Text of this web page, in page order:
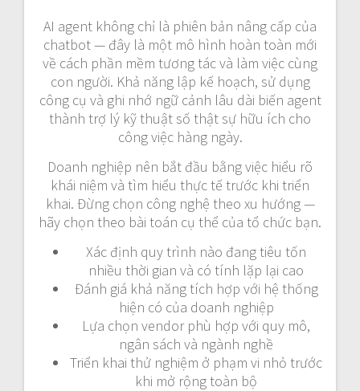
AI agent không chỉ là phiên bản nâng cấp của
chatbot — đây là một mô hình hoàn toàn mới
về cách phần mềm tương tác và làm việc cùng
con người. Khả năng lập kế hoạch, sử dụng
công cụ và ghi nhớ ngữ cảnh lâu dài biến agent
thành trợ lý kỹ thuật số thật sự hữu ích cho
công việc hàng ngày.
Doanh nghiệp nên bắt đầu bằng việc hiểu rõ
khái niệm và tìm hiểu thực tế trước khi triển
khai. Đừng chọn công nghệ theo xu hướng —
hãy chọn theo bài toán cụ thể của tổ chức bạn.
Xác định quy trình nào đang tiêu tốn
nhiều thời gian và có tính lặp lại cao
Đánh giá khả năng tích hợp với hệ thống
hiện có của doanh nghiệp
Lựa chọn vendor phù hợp với quy mô,
ngân sách và ngành nghề
Triển khai thử nghiệm ở phạm vi nhỏ trước
khi mở rộng toàn bộ